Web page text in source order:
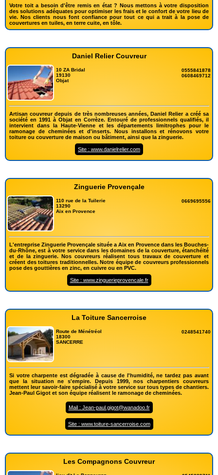
Votre toit a besoin d'être remis en état ? Nous mettons à votre disposition
des solutions adéquates pour optimiser les frais et le confort de votre lieu de
vie. Nos clients nous font confiance pour tout ce qui a trait à la pose de
couvertures en tuiles, en terre cuite, en tôle.
Daniel Relier Couvreur
10 ZA Bridal
19130
Objat
0555841878
0608469712
Artisan couvreur depuis de très nombreuses années, Daniel Relier a créé sa
société en 1991 à Objat en Corrèze. Entouré de professionnels qualifiés, il
intervient dans la Haute-Vienne et les départements limitrophes pour le
ramonage de cheminées et d'inserts. Nous installons et rénovons votre
toiture ou couverture de maison ou bâtiment, ainsi que la zinguerie.
Site : www.danielrelier.com
Zinguerie Provençale
110 rue de la Tuilerie
13290
Aix en Provence
0669695556
L'entreprise Zinguerie Provençale située a Aix en Provence dans les Bouches-
du-Rhône, est à votre service dans les domaines de la couverture, étanchéité
et de la zinguerie. Nos couvreurs réalisent tous travaux de couverture et
créent des toitures traditionnelles. Notre équipe de couvreurs professionnels
pose des gouttières en zinc, en cuivre ou en PVC.
Site : www.zinguerieprovencale.fr
La Toiture Sancerroise
Route de Ménétréol
18300
SANCERRE
0248541740
Si votre charpente est dégradée à cause de l'humidité, ne tardez pas avant
que la situation ne s'empire. Depuis 1999, nos charpentiers couvreurs
mettent leur savoir-faire spécialisé à votre service sur tous types de chantiers.
Jean-Paul Gigot et son équipe réalisent le ramonage de cheminées.
Mail : Jean-paul.gigot@wanadoo.fr
Site : www.toiture-sancerroise.com
Les Compagnons Couvreur